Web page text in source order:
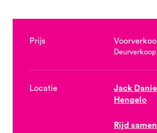
Prijs
Deurverkoop
Locatie
Jack
Hengelo
Rijd